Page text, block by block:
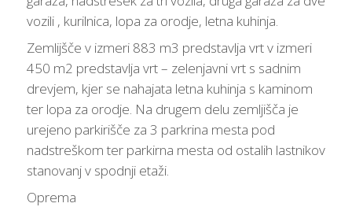
vozili , kurilnica, lopa za orodje, letna kuhinja.
Zemlijšče v izmeri 883 m3 predstavlja vrt v izmeri
450 m2 predstavlja vrt – zelenjavni vrt s sadnim
drevjem, kjer se nahajata letna kuhinja s kaminom
ter lopa za orodje. Na drugem delu zemljišča je
urejeno parkirišče za 3 parkrina mesta pod
nadstreškom ter parkirna mesta od ostalih lastnikov
stanovanj v spodnji etaži.
Oprema